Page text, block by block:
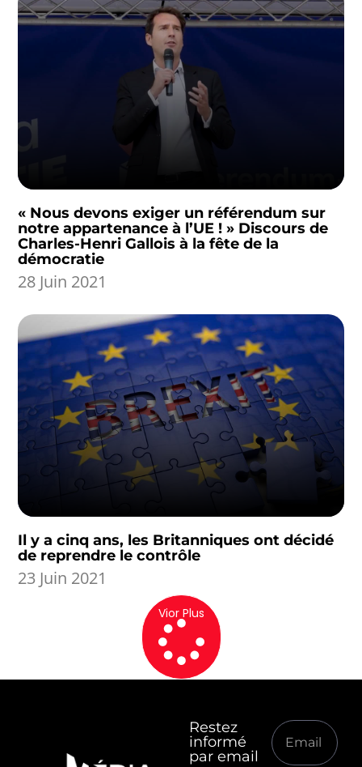
« Nous devons exiger un référendum sur
notre appartenance à l’UE ! » Discours de
Charles-Henri Gallois à la fête de la
démocratie
28 Juin 2021
Il y a cinq ans, les Britanniques ont décidé
de reprendre le contrôle
23 Juin 2021
Vior Plus
Restez
informé
par email